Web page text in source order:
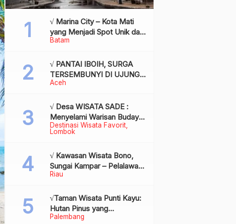
Batam
√ Marina City – Kota Mati
yang Menjadi Spot Unik dan
Bersejarah di Batam,
Aceh
√ PANTAI IBOIH, SURGA
TERSEMBUNYI DI UJUNG
BARAT INDONESIA
Destinasi Wisata Favorit
Lombok
√ Desa WISATA SADE :
Menyelami Warisan Budaya
Suku Sasak di Jantung
Riau
√ Kawasan Wisata Bono,
Sungai Kampar – Pelalawan:
Fenomena Ombak di
Mendunia, Review & Info
Palembang
√Taman Wisata Punti Kayu:
Hutan Pinus yang
Menyegarkan di Tengah